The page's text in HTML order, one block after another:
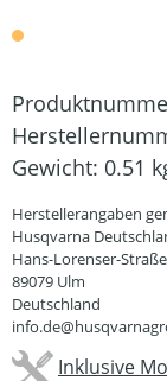
Gewicht: 0.51
Herstellerangaben
Husqvarna
Hans-Lorenser-
89079 Ulm
Deutschland
Inklusive